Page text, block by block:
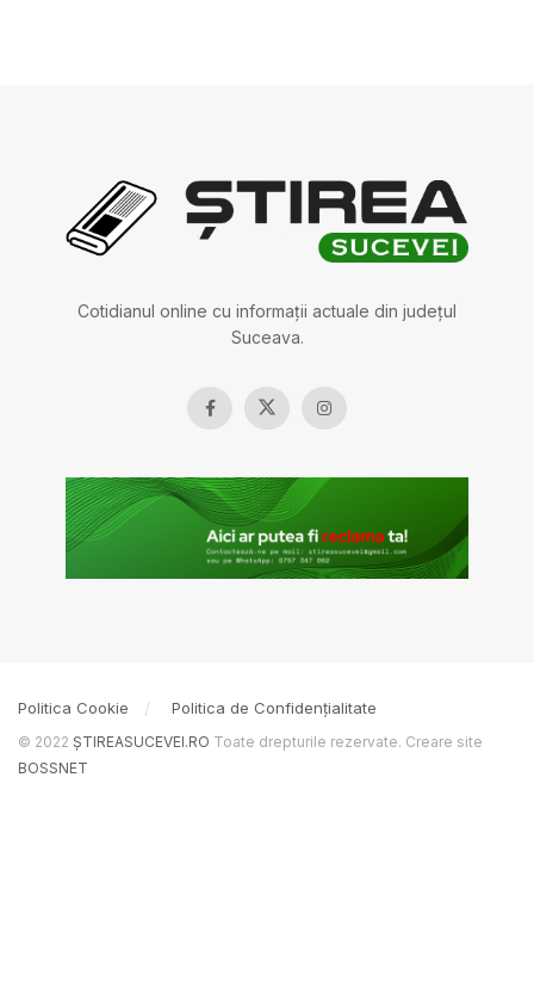
Cotidianul online cu informații actuale din județul
Suceava.
Politica Cookie Politica de Confidențialitate
© 2022 ȘTIREASUCEVEI.RO Toate drepturile rezervate. Creare site
BOSSNET